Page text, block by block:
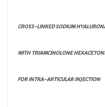
CROSS-LINKED SODIUM
WITH TRIAMCINOLONE
FOR INTRA-ARTICULAR INJECTION